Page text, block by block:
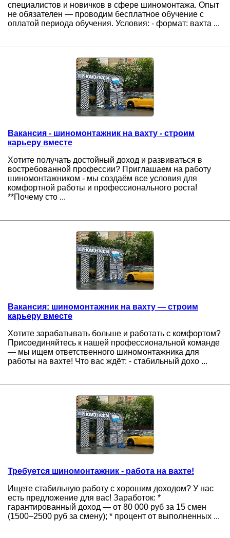
специалистов и новичков в сфере шиномонтажа. Опыт
не обязателен — проводим бесплатное обучение с
оплатой периода обучения. Условия: - формат: вахта ...
Вакансия - шиномонтажник на вахту - строим
карьеру вместе
Хотите получать достойный доход и развиваться в
востребованной профессии? Приглашаем на работу
шиномонтажником - мы создаём все условия для
комфортной работы и профессионального роста!
**Почему сто ...
Вакансия: шиномонтажник на вахту — строим
карьеру вместе
Хотите зарабатывать больше и работать с комфортом?
Присоединяйтесь к нашей профессиональной команде
— мы ищем ответственного шиномонтажника для
работы на вахте! Что вас ждёт: - стабильный дохо ...
Требуется шиномонтажник - работа на вахте!
Ищете стабильную работу с хорошим доходом? У нас
есть предложение для вас! Заработок: *
гарантированный доход — от 80 000 руб за 15 смен
(1500–2500 руб за смену); * процент от выполненных ...